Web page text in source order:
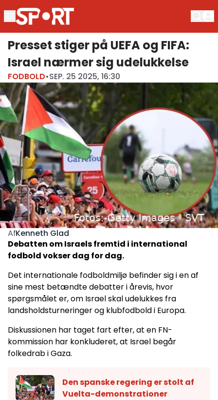
Presset stiger på UEFA og FIFA:
Israel nærmer sig udelukkelse
FODBOLD•SEP. 25 2025, 16:30
AfKenneth Glad
Debatten om Israels fremtid i international
fodbold vokser dag for dag.
Det internationale fodboldmiljø befinder sig i en af
sine mest betændte debatter i årevis, hvor
spørgsmålet er, om Israel skal udelukkes fra
landsholdsturneringer og klubfodbold i Europa.
Diskussionen har taget fart efter, at en FN-
kommission har konkluderet, at Israel begår
folkedrab i Gaza.
Den spanske regering er stolt af
Vuelta-demonstrationer